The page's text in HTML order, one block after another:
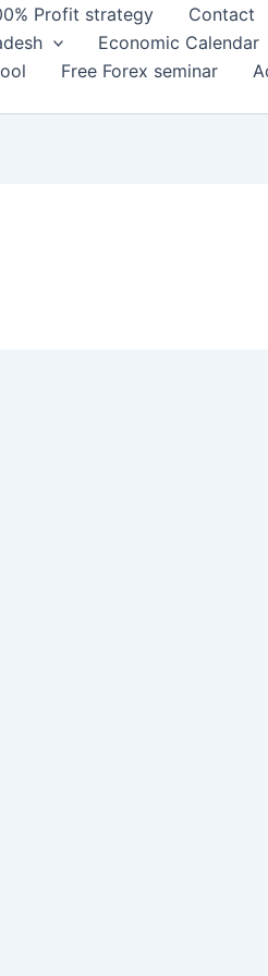
Profit strategy
Contact
Economic Calendar
Free Forex seminar